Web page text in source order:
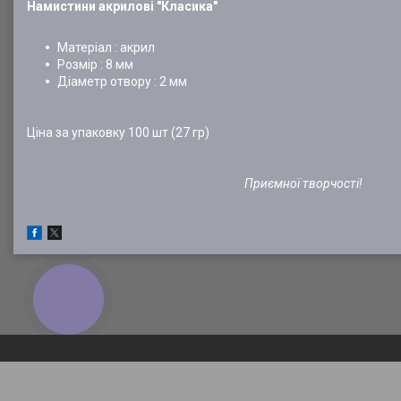
Намистини акрилові "Класика"
Матеріал : акрил
Розмір : 8 мм
Діаметр отвору : 2 мм
Ціна за упаковку 100 шт (27 гр)
Приємної творчості!